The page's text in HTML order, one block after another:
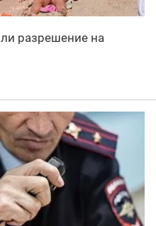
разрешение на